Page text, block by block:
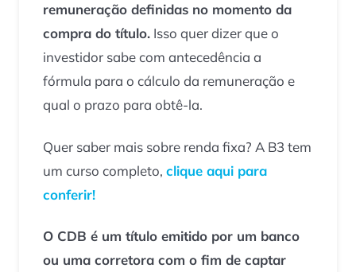
remuneração definidas no momento da
compra do título. Isso quer dizer que o
investidor sabe com antecedência a
fórmula para o cálculo da remuneração e
qual o prazo para obtê-la.
Quer saber mais sobre renda fixa? A B3 tem
um curso completo,clique aqui para
conferir!
O CDB é um título emitido por um banco
ou uma corretora com o fim de captar